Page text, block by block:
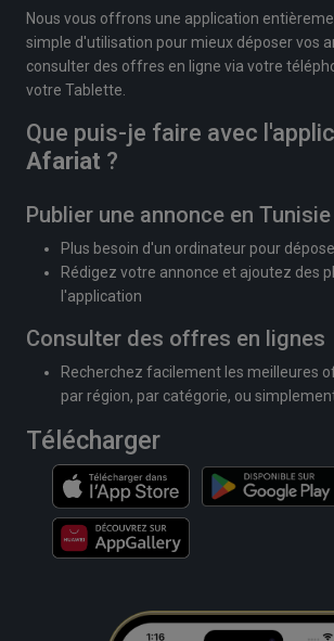
Nous vous offrons une application
simple d'utilisation pour mieux déposer vos
consulter des offres en ligne via votre
votre Tablette.
Que puis-je faire avec
Afariat ?
Publier une annonce en Tunisie
Plus besoin d'un ordinateur pour
Rédigez votre annonce et ajoutez des
l'application
Consulter des offres en lignes
Recherchez facilement les meilleures
par région, par catégorie, ou
Télécharger